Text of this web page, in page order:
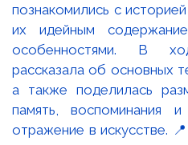
познакомились с
их идейным
особенностями. В
рассказала об основных
а также поделилась
память, воспоминания
отражение в искусстве.